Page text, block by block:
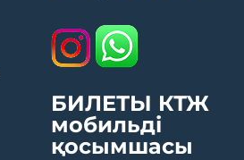
БИЛЕТЫ КТЖ
мобильді
қосымшасы